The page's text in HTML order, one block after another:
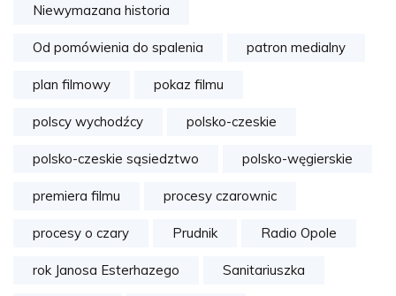
Niewymazana historia
Od pomówienia do spalenia patron medialny
plan filmowy pokaz filmu
polscy wychodźcy polsko-czeskie
polsko-czeskie sąsiedztwo polsko-węgierskie
premiera filmu procesy czarownic
procesy o czary Prudnik Radio Opole
rok Janosa Esterhazego Sanitariuszka